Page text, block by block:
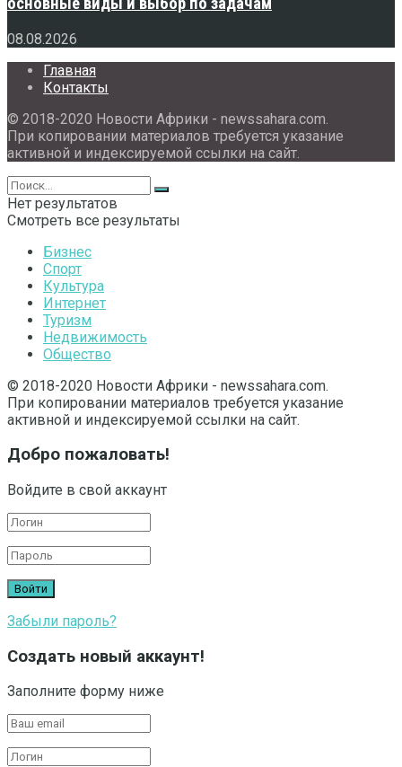
08.08.2026
Главная
Контакты
© 2018-2020 Новости Африки - newssahara.com.
При копировании материалов требуется указание
активной и индексируемой ссылки на сайт.
Нет результатов
Смотреть все результаты
Бизнес
Спорт
Культура
Интернет
Туризм
Недвижимость
Общество
© 2018-2020 Новости Африки - newssahara.com.
При копировании материалов требуется указание
активной и индексируемой ссылки на сайт.
Добро пожаловать!
Войдите в свой аккаунт
Забыли пароль?
Создать новый аккаунт!
Заполните форму ниже